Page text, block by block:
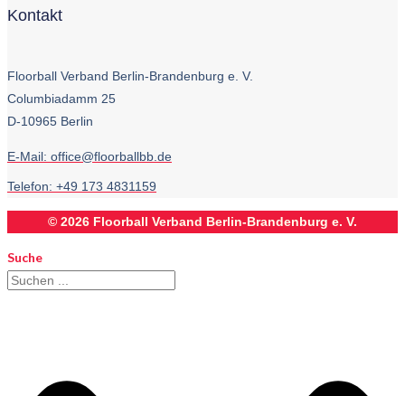
Kontakt
Floorball Verband Berlin-Brandenburg e. V.
Columbiadamm 25
D-10965 Berlin
E-Mail: ed.bbllabroolf@eciffo
Telefon: +49 173 4831159
© 2026 Floorball Verband Berlin-Brandenburg e. V.
Suche